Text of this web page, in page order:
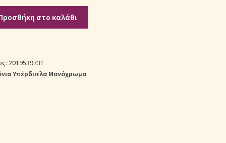
στο καλάθι
2019539731
Υπέρδιπλα Μονόχρωμα